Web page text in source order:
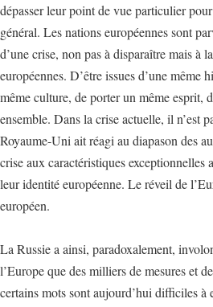
dépasser leur point de vue particulier
général. Les nations européennes sont
d’une crise, non pas à disparaître mais à
européennes. D’être issues d’une même
même culture, de porter un même esprit,
ensemble. Dans la crise actuelle, il n’est
Royaume-Uni ait réagi au diapason des
crise aux caractéristiques exceptionnelles
leur identité européenne. Le réveil de
européen.
La Russie a ainsi, paradoxalement,
l’Europe que des milliers de mesures et
certains mots sont aujourd’hui difficiles à